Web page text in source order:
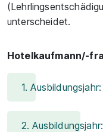
unterscheidet.
Hotelkaufmann/-
1. Ausbildungsjahr:
2. Ausbildungsjahr: